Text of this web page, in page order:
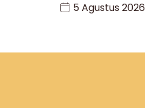
5 Agustus 2026